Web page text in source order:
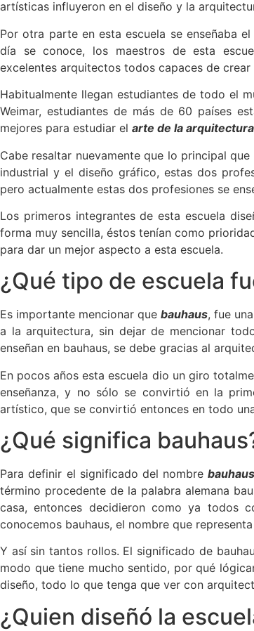
artísticas influyeron en el diseño y la
Por otra parte en esta escuela se enseñaba
día se conoce, los maestros de esta
excelentes arquitectos todos capaces de crear
Habitualmente llegan estudiantes de todo el
Weimar, estudiantes de más de 60 países
mejores para estudiar el arte de la arquitectura
Cabe resaltar nuevamente que lo principal
industrial y el diseño gráfico, estas dos
pero actualmente estas dos profesiones se
Los primeros integrantes de esta escuela
forma muy sencilla, éstos tenían como
para dar un mejor aspecto a esta escuela.
¿Qué tipo de escuela
Es importante mencionar que bauhaus, fue
a la arquitectura, sin dejar de mencionar
enseñan en bauhaus, se debe gracias al
En pocos años esta escuela dio un giro
enseñanza, y no sólo se convirtió en la
artístico, que se convirtió entonces en todo
¿Qué significa
Para definir el significado del nombre bauhaus
término procedente de la palabra alemana
casa, entonces decidieron como ya todos
conocemos bauhaus, el nombre que
Y así sin tantos rollos. El significado de
modo que tiene mucho sentido, por qué
diseño, todo lo que tenga que ver con
¿Quien diseñó la